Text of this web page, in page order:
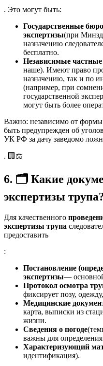
. Это могут быть:
Государственные
экспертизы(при
назначению
бесплатно.
Независимые
наше). Имеют право
назначению, так и по
(например, при
государственной
могут быть более
Важно: независимо от формы
быть предупрежден об
УК РФ за дачу заведомо
. 🏢⚖️
6. 🗂 Какие
экспертизы
Для качественного
экспертизы трупа
предоставить
:
Постановление
экспертизы—
Протокол осмотра
фиксирует позу,
Медицинские
карта, выписки из
жизни.
Сведения о погоде
важны для
Характеризующий
идентификация).